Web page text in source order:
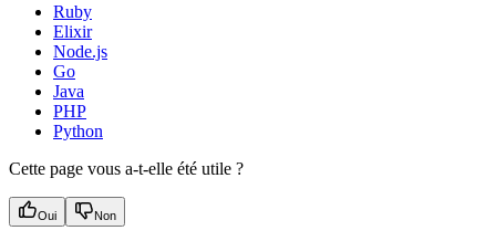
Ruby
Elixir
Node.js
Go
Java
PHP
Python
Cette page vous a-t-elle été utile ?
Oui Non